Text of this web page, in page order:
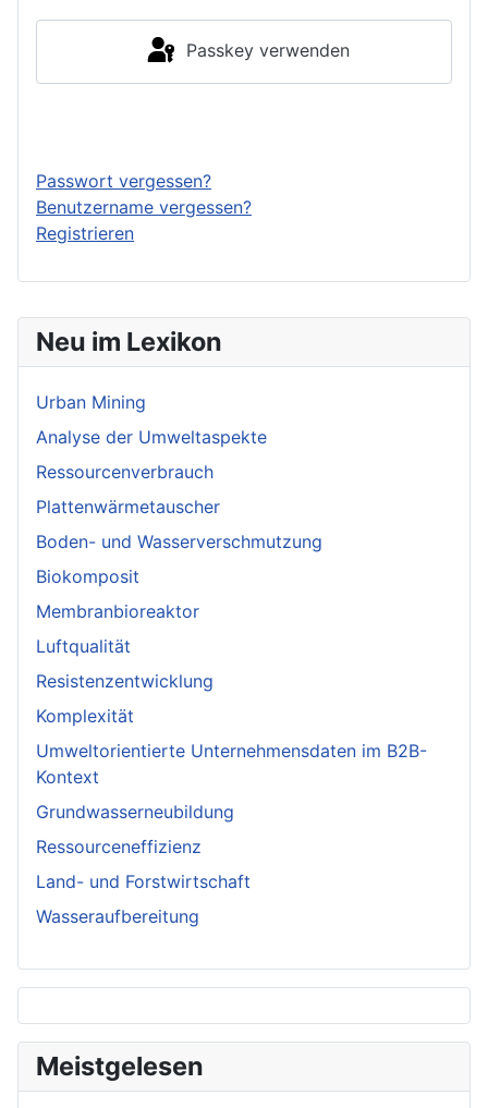
Neu im Lexikon
Urban Mining
Analyse der Umweltaspekte
Ressourcenverbrauch
Plattenwärmetauscher
Boden- und Wasserverschmutzung
Biokomposit
Membranbioreaktor
Luftqualität
Resistenzentwicklung
Komplexität
Umweltorientierte Unternehmensdaten im B2B-
Kontext
Grundwasserneubildung
Ressourceneffizienz
Land- und Forstwirtschaft
Wasseraufbereitung
Meistgelesen
Passkey verwenden
Passwort vergessen?
Benutzername vergessen?
Registrieren